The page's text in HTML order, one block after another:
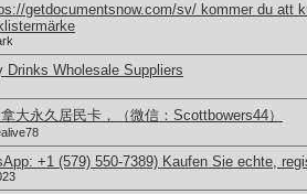
getdocumentsnow.com/sv/ kommer du att
Drinks Wholesale Suppliers
大永久居民卡，（微信：Scottbowers44）
+1 (579) 550-7389) Kaufen Sie echte,